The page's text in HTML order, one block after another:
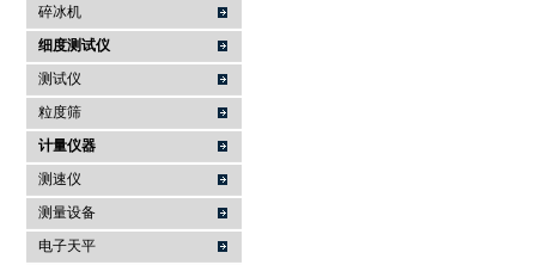
碎冰机
细度测试仪
测试仪
粒度筛
计量仪器
测速仪
测量设备
电子天平